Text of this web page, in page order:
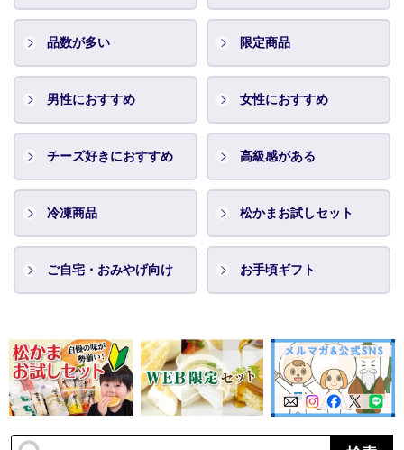
品数が多い 限定商品
男性におすすめ 女性におすすめ
チーズ好きにおすすめ 高級感がある
冷凍商品 松かまお試しセット
ご自宅・おみやげ向け お手頃ギフト